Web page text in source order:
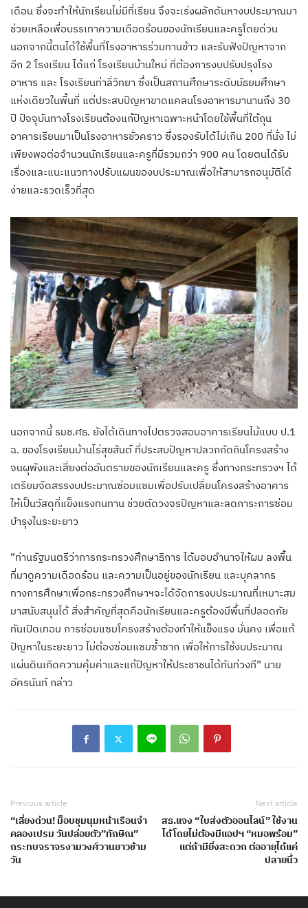
เดือน ซึ่งจะทำให้นักเรียนไม่มีที่เรียน จึงจะเร่งผลักดันหางบประมาณมา
ช่วยเหลือเพื่อบรรเทาความเดือดร้อนของนักเรียนและครูโดยด่วน
นอกจากนี้ตนได้ใช้พื้นที่โรงอาหารร่วมทานข้าว และรับฟังปัญหาจาก
อีก 2 โรงเรียน ได้แก่ โรงเรียนบ้านใหม่ ที่ต้องการงบปรับปรุงโรง
อาหาร และ โรงเรียนท่าลี่วิทยา ซึ่งเป็นสถานศึกษาระดับมัธยมศึกษา
แห่งเดียวในพื้นที่ แต่ประสบปัญหาขาดแคลนโรงอาหารมานานถึง 30
ปี ปัจจุบันทางโรงเรียนต้องแก้ปัญหาเฉพาะหน้าโดยใช้พื้นที่ใต้ถุน
อาคารเรียนมาเป็นโรงอาหารชั่วคราว ซึ่งรองรับได้ไม่เกิน 200 ที่นั่ง ไม่
เพียงพอต่อจำนวนนักเรียนและครูที่มีรวมกว่า 900 คน โดยตนได้รับ
เรื่องและแนะแนวทางปรับแผนของบประมาณเพื่อให้สามารถอนุมัติได้
ง่ายและรวดเร็วที่สุด
​นอกจากนี้ รมช.ศธ. ยังได้เดินทางไปตรวจสอบอาคารเรียนไม้แบบ ป.1
ฉ. ของโรงเรียนบ้านไร่สุขสันต์ ที่ประสบปัญหาปลวกกัดกินโครงสร้าง
จนผุพังและเสี่ยงต่ออันตรายของนักเรียนและครู ซึ่งทางกระทรวงฯ ได้
เตรียมจัดสรรงบประมาณซ่อมแซมเพื่อปรับเปลี่ยนโครงสร้างอาคาร
ให้เป็นวัสดุที่แข็งแรงทนทาน ช่วยตัดวงจรปัญหาและลดภาระการซ่อม
บำรุงในระยะยาว
​”ท่านรัฐมนตรีว่าการกระทรวงศึกษาธิการ ได้มอบอำนาจให้ผม ลงพื้น
ที่มาดูความเดือดร้อน และความเป็นอยู่ของนักเรียน และบุคลากร
ทางการศึกษาเพื่อกระทรวงศึกษาฯจะได้จัดการงบประมาณที่เหมาะสม
มาสนับสนุนได้ สิ่งสำคัญที่สุดคือนักเรียนและครูต้องมีพื้นที่ปลอดภัย
ทันเปิดเทอม การซ่อมแซมโครงสร้างต้องทำให้แข็งแรง มั่นคง เพื่อแก้
ปัญหาในระยะยาว ไม่ต้องซ่อมแซมซ้ำซาก เพื่อให้การใช้งบประมาณ
แผ่นดินเกิดความคุ้มค่าและแก้ปัญหาให้ประชาชนได้ทันท่วงที” นาย
อัครนันท์ กล่าว
Previous article
“เลี่ยงด่วน! ม็อบชุมนุมหน้าเรือนจำ
คลองเปรม วันปล่อยตัว”ทักษิณ”
กระทบจราจรงามวงศ์วานยาวข้าม
วัน
Next article
สธ.แจง “ใบส่งตัวออนไลน์” ใช้งาน
ได้โดยไม่ต้องมีแอปฯ “หมอพร้อม”
แต่ถ้ามียิ่งสะดวก ต่ออายุได้แค่
ปลายนิ้ว